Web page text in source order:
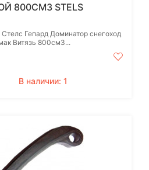
800СМ3 STELS
Гепард Доминатор снегоход
Витязь 800см3...
В наличии: 1